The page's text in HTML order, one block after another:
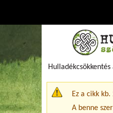
Ez a cikk
A benne